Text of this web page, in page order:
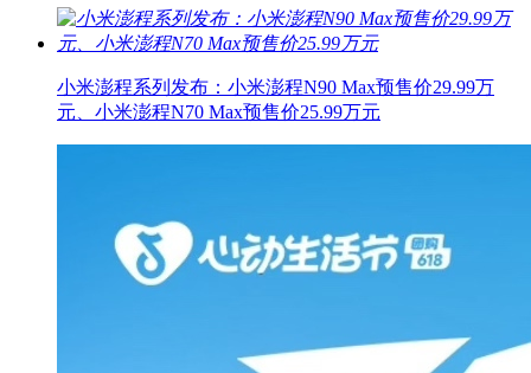
小米澎程系列发布：小米澎程N90 Max预售价29.99万
元、小米澎程N70 Max预售价25.99万元